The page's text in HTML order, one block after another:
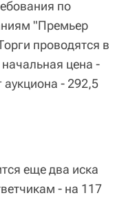
по
"Премьер
проводятся в
цена -
- 292,5
еще два иска
- на 117